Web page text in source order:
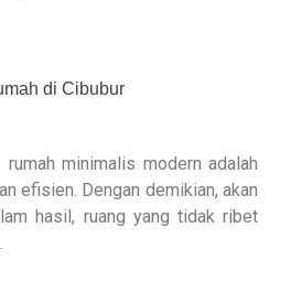
minimalis modern adalah
efisien. Dengan demikian, akan
hasil, ruang yang tidak ribet